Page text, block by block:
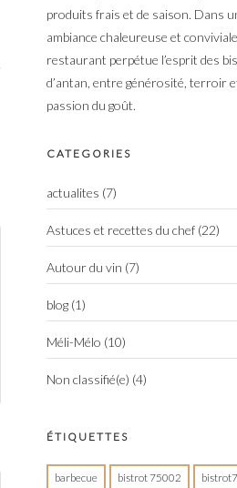
produits frais et de saison. Dans
ambiance chaleureuse et
restaurant perpétue l’esprit des
d’antan, entre générosité, terroir
passion du goût.
CATEGORIES
actualites (7)
Astuces et recettes du chef (22)
Autour du vin (7)
blog (1)
Méli-Mélo (10)
Non classifié(e) (4)
ÉTIQUETTES
barbecue bistrot 75002